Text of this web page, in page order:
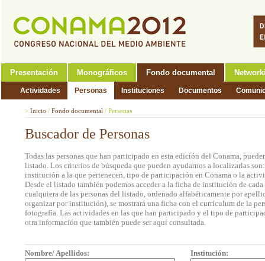
Presentación Monográficos Fondo documental
Actividades Personas Instituciones Documentos
> Inicio / Fondo documental / Personas
Buscador de Personas
Todas las personas que han participado en esta edición del Conama,
listado. Los criterios de búsqueda que pueden ayudarnos a localizarlas
institución a la que pertenecen, tipo de participación en Conama o la
Desde el listado también podemos acceder a la ficha de institución de
cualquiera de las personas del listado, ordenado alfabéticamente por
organizar por institución), se mostrará una ficha con el currículum de la
fotografía. Las actividades en las que han participado y el tipo de
otra información que también puede ser aquí consultada.
Nombre/ Apellidos: Institución: